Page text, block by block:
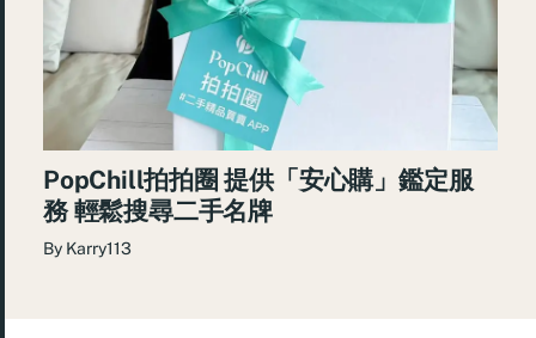
PopChill拍拍圈 提供「安心購」鑑定服
務 輕鬆搜尋二手名牌
By Karry113